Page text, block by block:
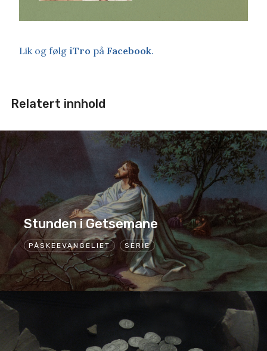
Lik og følg iTro på Facebook.
Relatert innhold
PÅSKEEVANGELIET SERIE
Stunden i Getsemane